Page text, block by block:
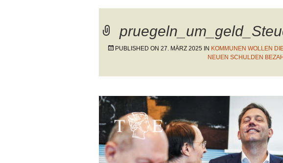
PUBLISHED ON 27. MÄRZ 2025 IN KOMMUNEN WOLLEN
NEUEN SCHULDEN